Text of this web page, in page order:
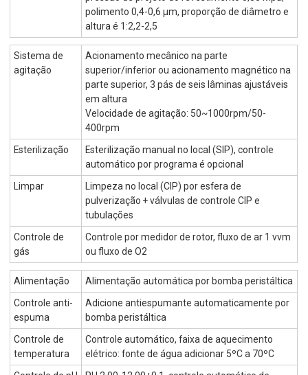
polimento 0,4-0,6 µm, proporção de diâmetro e
altura é 1:2,2-2,5
Sistema de
agitação
Acionamento mecânico na parte
superior/inferior ou acionamento magnético na
parte superior, 3 pás de seis lâminas ajustáveis
em altura
Velocidade de agitação: 50~1000rpm/50-
400rpm
Esterilização
Esterilização manual no local (SIP), controle
automático por programa é opcional
Limpar
Limpeza no local (CIP) por esfera de
pulverização + válvulas de controle CIP e
tubulações
Controle de
gás
Controle por medidor de rotor, fluxo de ar 1 vvm
ou fluxo de O2
Alimentação
Alimentação automática por bomba peristáltica
Controle anti-
espuma
Adicione antiespumante automaticamente por
bomba peristáltica
Controle de
temperatura
Controle automático, faixa de aquecimento
elétrico: fonte de água adicionar 5ºC a 70ºC